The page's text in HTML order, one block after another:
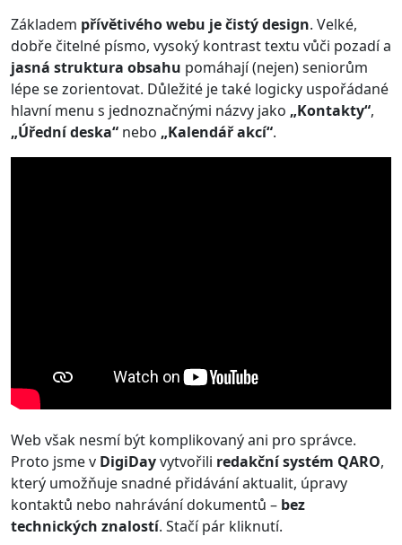
Základem přívětivého webu je čistý design. Velké,
dobře čitelné písmo, vysoký kontrast textu vůči pozadí a
jasná struktura obsahu pomáhají (nejen) seniorům
lépe se zorientovat. Důležité je také logicky uspořádané
hlavní menu s jednoznačnými názvy jako „Kontakty“,
„Úřední deska“ nebo „Kalendář akcí“.
Web však nesmí být komplikovaný ani pro správce.
Proto jsme v DigiDayvytvořili redakční systém QARO,
který umožňuje snadné přidávání aktualit, úpravy
kontaktů nebo nahrávání dokumentů – bez
technických znalostí. Stačí pár kliknutí.